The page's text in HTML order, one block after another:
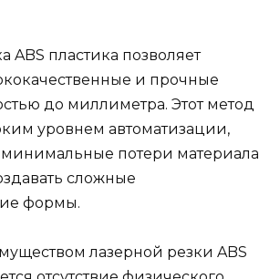
ABS пластика позволяет
и прочные
до миллиметра. Этот метод
уровнем автоматизации,
минимальные потери материала
сложные
формы.
лазерной резки ABS